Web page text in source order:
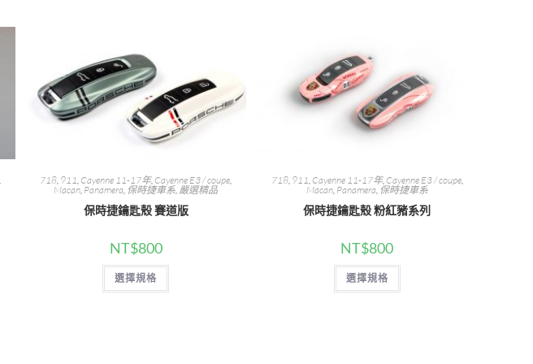
718 911 Cayenne 11-17年, Cayenne E3 / coupe
Macan Panamera 保時捷車系 嚴選精品
保時捷鑰匙殼 賽道版
NT$800
選擇規格
此
品
718, 911 Cayenne 11-17年, Cayenne E3 / coupe,
Macan, Panamera 保時捷車系
保時捷鑰匙殼 粉紅豬系列
NT$800
選擇規格
此
品